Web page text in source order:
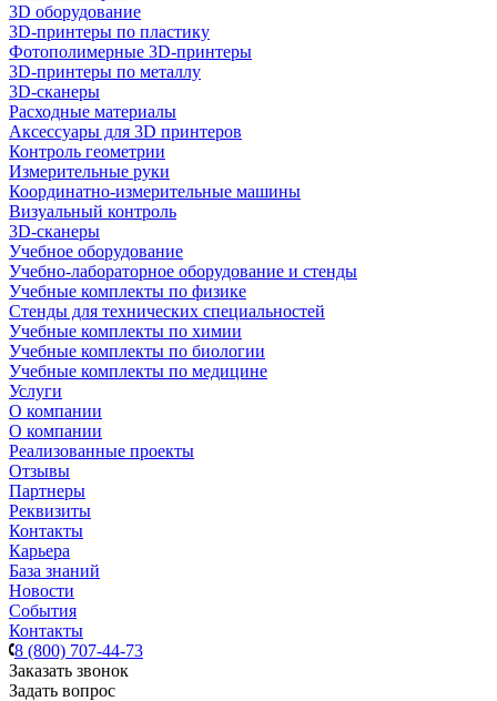
3D оборудование
3D-принтеры по пластику
Фотополимерные 3D-принтеры
3D-принтеры по металлу
3D-сканеры
Расходные материалы
Аксессуары для 3D принтеров
Контроль геометрии
Измерительные руки
Координатно-измерительные машины
Визуальный контроль
3D-сканеры
Учебное оборудование
Учебно-лабораторное оборудование и стенды
Учебные комплекты по физике
Стенды для технических специальностей
Учебные комплекты по химии
Учебные комплекты по биологии
Учебные комплекты по медицине
Услуги
О компании
О компании
Реализованные проекты
Отзывы
Партнеры
Реквизиты
Контакты
Карьера
База знаний
Новости
События
Контакты
8 (800) 707-44-73
Заказать звонок
Задать вопрос